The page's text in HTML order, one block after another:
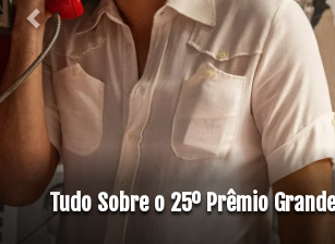
Tudo Sobre o 25º Prêmio